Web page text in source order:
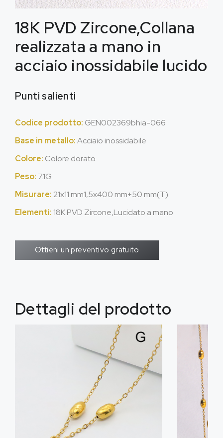
18K PVD Zircone,Collana
realizzata a mano in
acciaio inossidabile lucido
Punti salienti
Codice prodotto: GEN002369bhia-066
Base in metallo:Acciaio inossidabile
Colore: Colore dorato
Peso: 7.1G
Misurare: 21x11 mm1,5x400 mm+50 mm(T)
Elementi: 18K PVD Zircone,Lucidato a mano
Ottieni un preventivo gratuito
Dettagli del prodotto